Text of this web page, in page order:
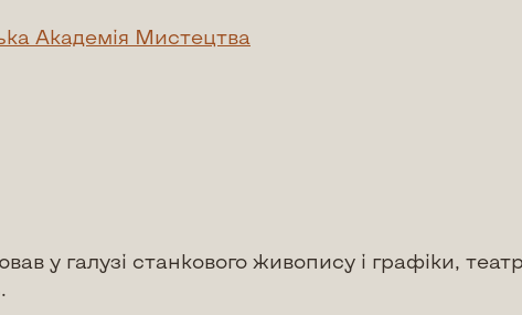
Академія Мистецтва
у галузі станкового живопису і графіки,